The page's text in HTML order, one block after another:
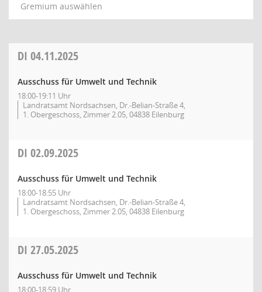
Gremium auswählen
DI 04.11.2025
Ausschuss für Umwelt und Technik
18:00-19:11 Uhr
Landratsamt Nordsachsen, Dr.-Belian-Straße 4,
1. Obergeschoss, Zimmer 2.05, 04838 Eilenburg
DI 02.09.2025
Ausschuss für Umwelt und Technik
18:00-18:55 Uhr
Landratsamt Nordsachsen, Dr.-Belian-Straße 4,
1. Obergeschoss, Zimmer 2.05, 04838 Eilenburg
DI 27.05.2025
Ausschuss für Umwelt und Technik
18:00-18:59 Uhr